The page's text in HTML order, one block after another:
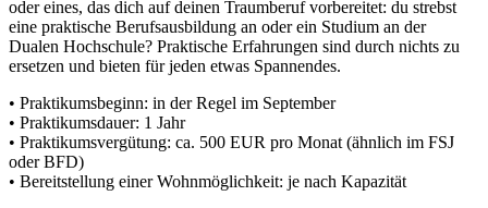
oder eines, das dich auf deinen Traumberuf vorbereitet: du strebst
eine praktische Berufsausbildung an oder ein Studium an der
Dualen Hochschule? Praktische Erfahrungen sind durch nichts zu
ersetzen und bieten für jeden etwas Spannendes.
• Praktikumsbeginn: in der Regel im September
• Praktikumsdauer: 1 Jahr
• Praktikumsvergütung: ca. 500 EUR pro Monat (ähnlich im FSJ
oder BFD)
• Bereitstellung einer Wohnmöglichkeit: je nach Kapazität